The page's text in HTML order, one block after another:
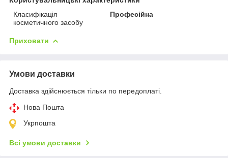
Класифікація
косметичного засобу
Професійна
Приховати
Умови доставки
Доставка здійснюється тільки по передоплаті.
Нова Пошта
Укрпошта
Всі умови доставки